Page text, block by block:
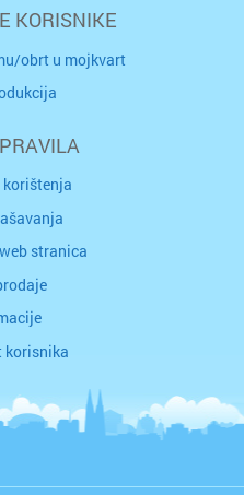
KORISNIKE
obrt u mojkvart
stranica
korisnika